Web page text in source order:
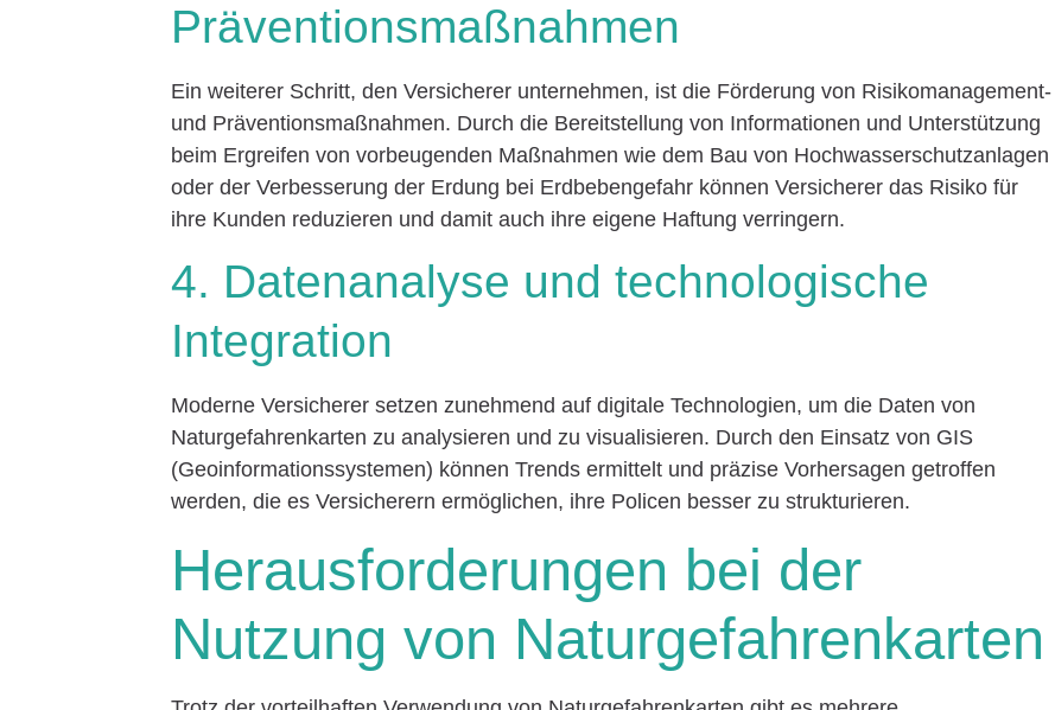
Präventionsmaßnahmen
Ein weiterer Schritt, den Versicherer unternehmen, ist die Förderung von Risikomanagement-
und Präventionsmaßnahmen. Durch die Bereitstellung von Informationen und Unterstützung
beim Ergreifen von vorbeugenden Maßnahmen wie dem Bau von Hochwasserschutzanlagen
oder der Verbesserung der Erdung bei Erdbebengefahr können Versicherer das Risiko für
ihre Kunden reduzieren und damit auch ihre eigene Haftung verringern.
4. Datenanalyse und technologische
Integration
Moderne Versicherer setzen zunehmend auf digitale Technologien, um die Daten von
Naturgefahrenkarten zu analysieren und zu visualisieren. Durch den Einsatz von GIS
(Geoinformationssystemen) können Trends ermittelt und präzise Vorhersagen getroffen
werden, die es Versicherern ermöglichen, ihre Policen besser zu strukturieren.
Herausforderungen bei der
Nutzung von Naturgefahrenkarten